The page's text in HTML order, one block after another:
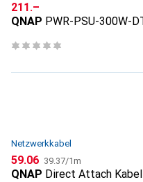
CHF
211.–
QNAP PWR-PSU-300W-
Netzwerkkabel
CHF
59.06 CHF
39.37/1m
QNAP Direct Attach